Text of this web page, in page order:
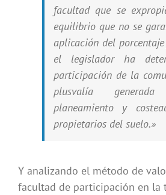
facultad que se
equilibrio que no se
aplicación del
el legislador ha
participación de la
plusvalía
planeamiento y
propietarios del suelo.»
Y analizando el método de
facultad de participación en la